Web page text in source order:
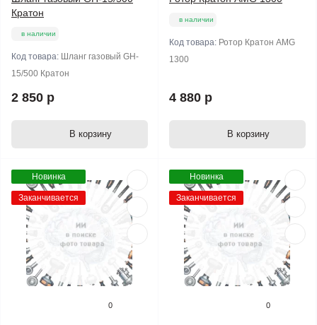
Кратон
в наличии
Код товара: Шланг газовый GH-
15/500 Кратон
2 850 р
В корзину
в наличии
Код товара: Ротор Кратон AMG
1300
4 880 р
В корзину
Новинка
Заканчивается
0
Новинка
Заканчивается
0